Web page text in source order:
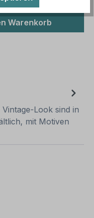
gewünschten
Warenkorb
Look sind in
mit Motiven